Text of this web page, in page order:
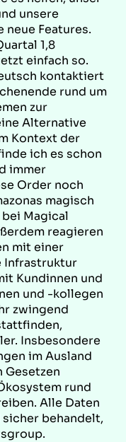
unsere
Features.
1,8
einfach so.
kontaktiert
rund um
zur
Alternative
Kontext der
ich es schon
immer
Order noch
magisch
Magical
reagieren
mit einer
Infrastruktur
Kundinnen und
und -kollegen
zwingend
Insbesondere
im Ausland
Gesetzen
rund
Alle Daten
behandelt,